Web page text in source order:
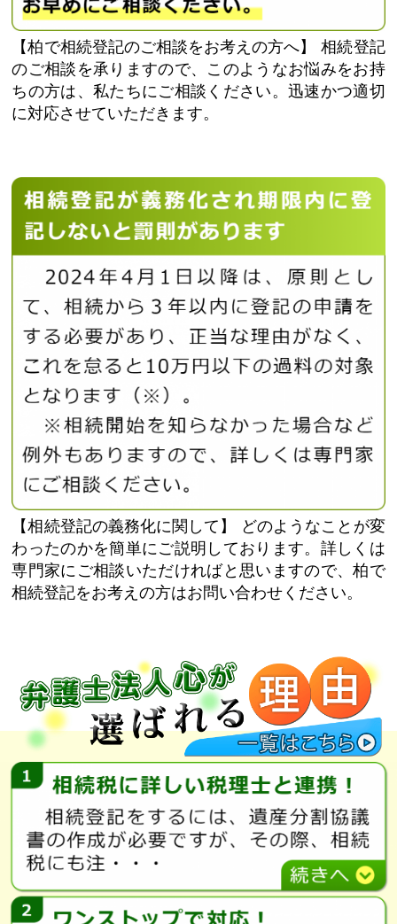
【柏で相続登記のご相談をお考えの方へ】
相続登記
のご相談を承りますので、このようなお悩みをお持
ちの方は、私たちにご相談ください。迅速かつ適切
に対応させていただきます。
【相続登記の義務化に関して】
どのようなことが変
わったのかを簡単にご説明しております。詳しくは
専門家にご相談いただければと思いますので、柏で
相続登記をお考えの方はお問い合わせください。